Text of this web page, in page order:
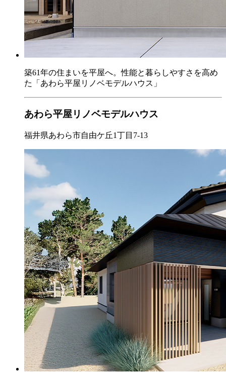
築61年の住まいを平屋へ。性能と暮らしやすさを高め
た「あわら平屋リノベモデルハウス」
あわら平屋リノベモデルハウス
福井県あわら市自由ケ丘1丁目7-13